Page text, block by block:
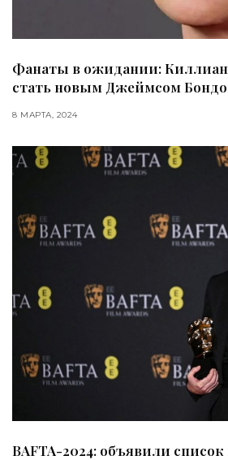
Фанаты в ожидании:
стать новым Джеймсом
8 МАРТА, 2024
BAFTA-2024: объявили